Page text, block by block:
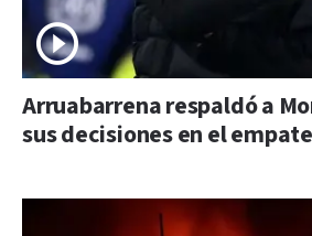
Arruabarrena respaldó a
sus decisiones en el